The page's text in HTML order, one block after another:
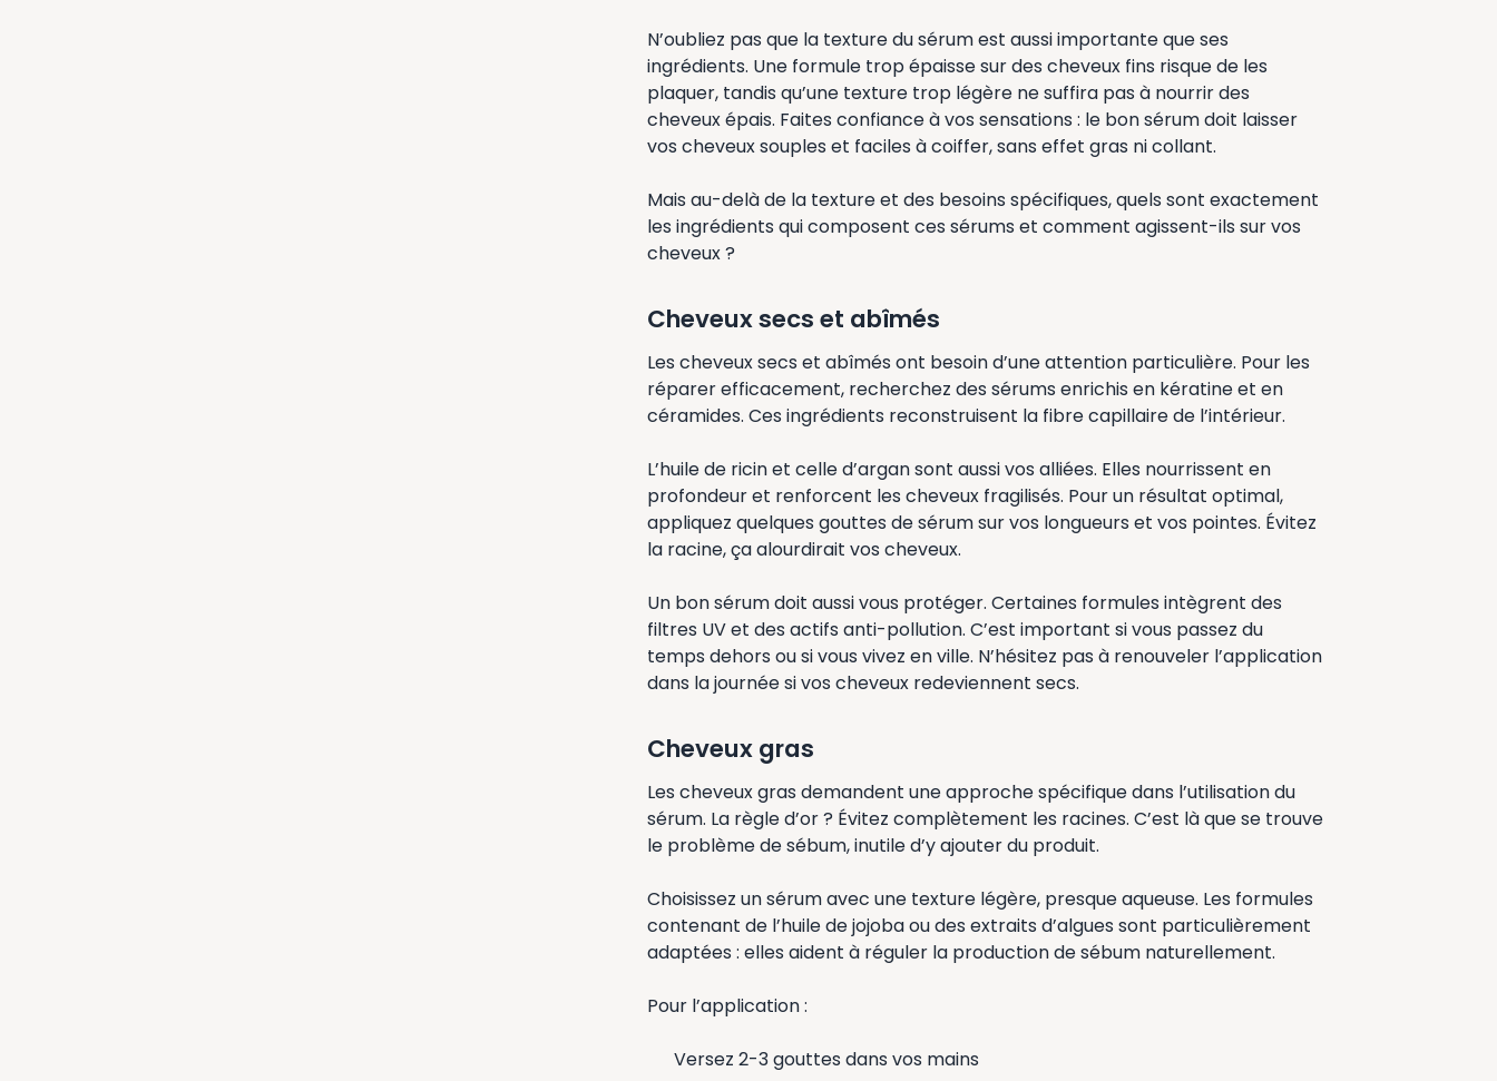
N’oubliez pas que la texture du sérum est aussi importante que ses
ingrédients. Une formule trop épaisse sur des cheveux fins risque de les
plaquer, tandis qu’une texture trop légère ne suffira pas à nourrir des
cheveux épais. Faites confiance à vos sensations : le bon sérum doit laisser
vos cheveux souples et faciles à coiffer, sans effet gras ni collant.
Mais au-delà de la texture et des besoins spécifiques, quels sont exactement
les ingrédients qui composent ces sérums et comment agissent-ils sur vos
cheveux ?
Cheveux secs et abîmés
Les cheveux secs et abîmés ont besoin d’une attention particulière. Pour les
réparer efficacement, recherchez des sérums enrichis en kératine et en
céramides. Ces ingrédients reconstruisent la fibre capillaire de l’intérieur.
L’huile de ricin et celle d’argan sont aussi vos alliées. Elles nourrissent en
profondeur et renforcent les cheveux fragilisés. Pour un résultat optimal,
appliquez quelques gouttes de sérum sur vos longueurs et vos pointes. Évitez
la racine, ça alourdirait vos cheveux.
Un bon sérum doit aussi vous protéger. Certaines formules intègrent des
filtres UV et des actifs anti-pollution. C’est important si vous passez du
temps dehors ou si vous vivez en ville. N’hésitez pas à renouveler l’application
dans la journée si vos cheveux redeviennent secs.
Cheveux gras
Les cheveux gras demandent une approche spécifique dans l’utilisation du
sérum. La règle d’or ? Évitez complètement les racines. C’est là que se trouve
le problème de sébum, inutile d’y ajouter du produit.
Choisissez un sérum avec une texture légère, presque aqueuse. Les formules
contenant de l’huile de jojoba ou des extraits d’algues sont particulièrement
adaptées : elles aident à réguler la production de sébum naturellement.
Pour l’application :
Versez 2-3 gouttes dans vos mains